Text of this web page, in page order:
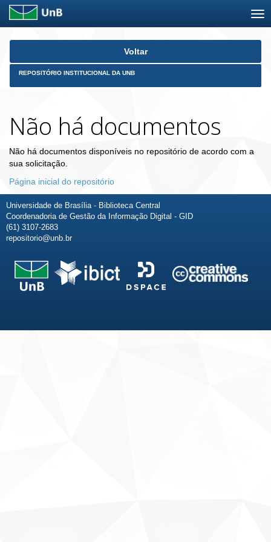
Skip
Voltar
REPOSITÓRIO INSTITUCIONAL DA UNB
Não há documentos
Não há documentos disponíveis no repositório de acordo com a
sua solicitação.
Página inicial do repositório
Universidade de Brasília - Biblioteca Central
Coordenadoria de Gestão da Informação Digital - GID
(61) 3107-2683
repositorio@unb.br